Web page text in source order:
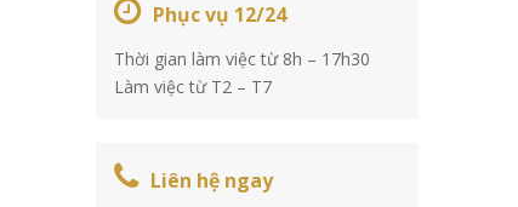
Phục vụ 12/24
Thời gian làm việc từ 8h – 17h30
Làm việc từ T2 – T7
Liên hệ ngay